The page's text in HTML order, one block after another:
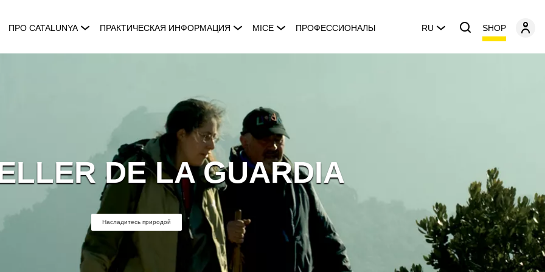
ПРО CATALUNYA ПРАКТИЧЕСКАЯ ИНФОРМАЦИЯ MICE ПРОФЕССИОНАЛЫ RU SHOP
DE LA GUARDIA
Насладитесь природой